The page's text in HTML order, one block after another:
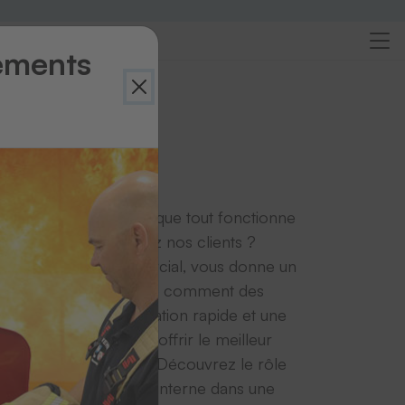
t-il en coulisses pour que tout fonctionne
au quotidien chez nos clients ?
du service commercial, vous donne un
son travail et montre comment des
une coordination rapide et une
fiable contribuent à offrir le meilleur
client possible. Découvrez le rôle
service commercial interne dans une